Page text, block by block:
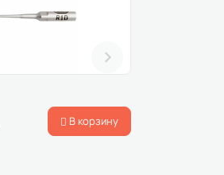
В корзину